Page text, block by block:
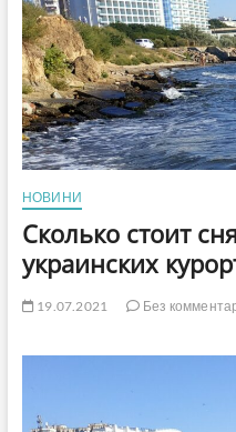
НОВИНИ
Сколько стоит
украинских
19.07.2021 Без